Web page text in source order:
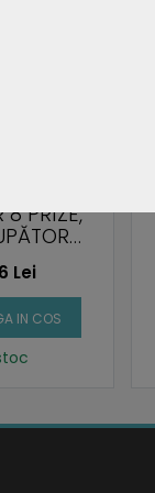
8 PRIZE,
Lei
IN COS